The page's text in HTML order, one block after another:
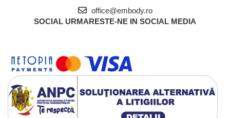
office@embody.ro
SOCIAL URMARESTE-NE IN SOCIAL MEDIA